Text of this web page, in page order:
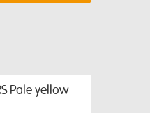
Pale yellow